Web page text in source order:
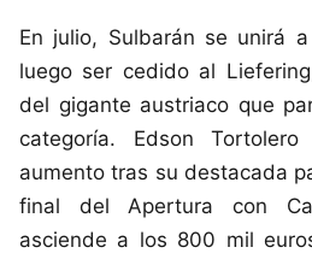
En julio, Sulbarán se unirá
luego ser cedido al
del gigante austriaco que
categoría. Edson
aumento tras su destacada
final del Apertura con
asciende a los 800 mil